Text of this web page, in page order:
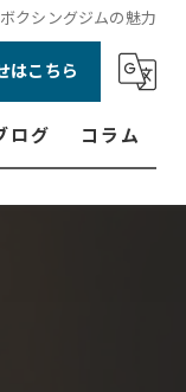
クシングジムの魅力
はこちら
ログ コラム